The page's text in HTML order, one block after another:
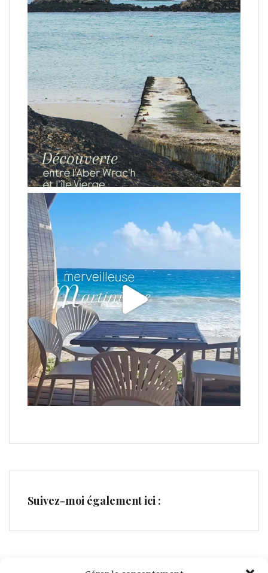
Suivez-moi également ici :